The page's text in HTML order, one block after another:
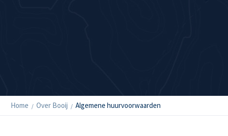
Home Over Booij Algemene huurvoorwaarden